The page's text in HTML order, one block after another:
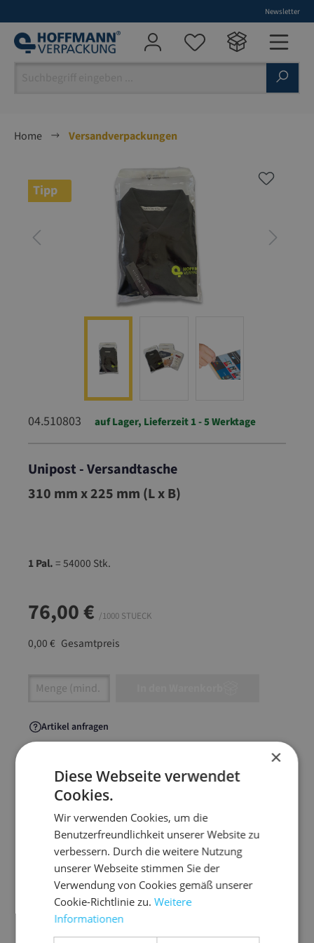
Newsletter
Home
Versandverpackungen
Bildergalerie überspringen
Tipp
04.510803 auf Lager, Lieferzeit 1 - 5 Werktage
Unipost - Versandtasche
04.510803
310 mm x 225 mm (L x B)
1 Pal.= 54000 Stk.
76,00 € /1000 STUECK
0,00 € Gesamtpreis
Artikel Anzahl: Gib den gewünschten Wert
Artikel anfragen
Artikelinformationen
Ideal für den werbewirksamen Versand Ihrer
Kataloge, Prospekte oder Zeitschriften
aus Polyäthylen-Folie
Format C4 - postalisch zugelassen
×
Diese Webseite verwendet
Cookies.
Wir verwenden Cookies, um die
Benutzerfreundlichkeit unserer Website zu
verbessern. Durch die weitere Nutzung
unserer Webseite stimmen Sie der
Verwendung von Cookies gemäß unserer
Cookie-Richtlinie zu.Weitere
Informationen